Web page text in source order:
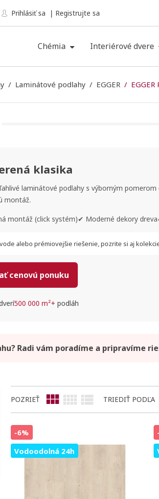
Prihlásiť sa Registrujte sa
Chémia Interiérové dvere
Laminátové podlahy EGGER EGGER
klasika
laminátové podlahy s výborným
montáž.
montáž (click systém)✔ Moderné dekory dreva
alebo prémiovejšie riešenie, pozrite si aj
cenovú ponuku
500 000 m²+ podláh
Radi vám poradíme a pripravíme
POZRIEŤ TRIEDIŤ PODĽA
-6%
Vodoodolná 24h